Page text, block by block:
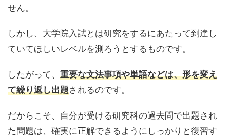
せん。
しかし、大学院入試とは研究をするにあたって到達し
ていてほしいレベルを測ろうとするものです。
したがって、 重要な文法事項や単語などは、形を変え
て繰り返し出題されるのです。
だからこそ、自分が受ける研究科の過去問で出題され
た問題は、確実に正解できるようにしっかりと復習す